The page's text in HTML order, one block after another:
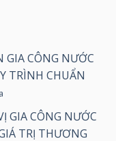
GIA CÔNG NƯỚC
TRÌNH CHUẨN
GIA CÔNG NƯỚC
TRỊ THƯƠNG